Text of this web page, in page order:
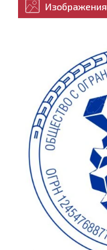
Изображения